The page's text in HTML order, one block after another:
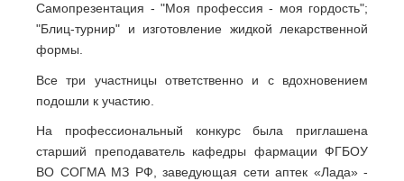
Самопрезентация - "Моя профессия - моя гордость";
"Блиц-турнир" и изготовление жидкой лекарственной
формы.
Все три участницы ответственно и с вдохновением
подошли к участию.
На профессиональный конкурс была приглашена
старший преподаватель кафедры фармации ФГБОУ
ВО СОГМА МЗ РФ, заведующая сети аптек «Лада» -